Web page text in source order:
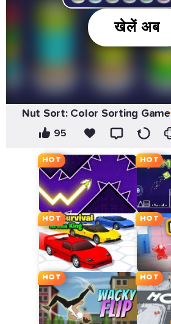
Nut Sort: Color Sorting Game
95
HOT HOT
HOT HOT
HOT HOT